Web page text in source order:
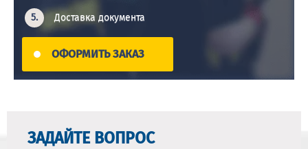
Доставка документа
ОФОРМИТЬ ЗАКАЗ
ЗАДАЙТЕ ВОПРОС